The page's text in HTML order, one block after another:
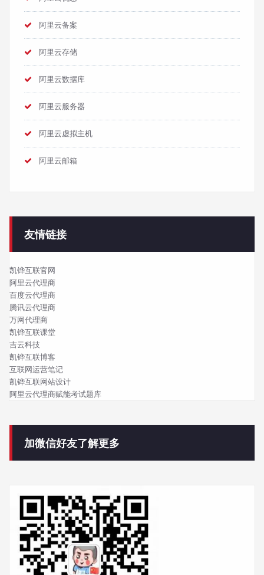
阿里云备案
阿里云存储
阿里云数据库
阿里云服务器
阿里云虚拟主机
阿里云邮箱
友情链接
凯铧互联官网
阿里云代理商
百度云代理商
腾讯云代理商
万网代理商
凯铧互联课堂
吉云科技
凯铧互联博客
互联网运营笔记
凯铧互联网站设计
阿里云代理商赋能考试题库
加微信好友了解更多